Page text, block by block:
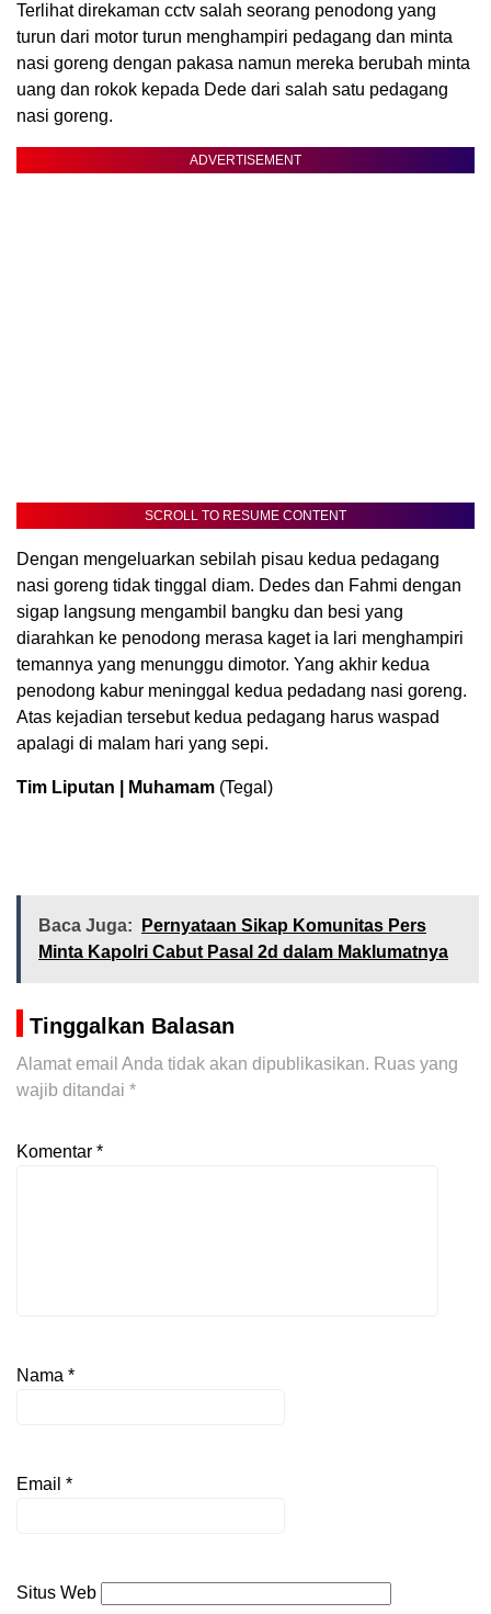
Terlihat direkaman cctv salah seorang penodong yang
turun dari motor turun menghampiri pedagang dan minta
nasi goreng dengan pakasa namun mereka berubah minta
uang dan rokok kepada Dede dari salah satu pedagang
nasi goreng.
ADVERTISEMENT
SCROLL TO RESUME CONTENT
Dengan mengeluarkan sebilah pisau kedua pedagang
nasi goreng tidak tinggal diam. Dedes dan Fahmi dengan
sigap langsung mengambil bangku dan besi yang
diarahkan ke penodong merasa kaget ia lari menghampiri
temannya yang menunggu dimotor. Yang akhir kedua
penodong kabur meninggal kedua pedadang nasi goreng.
Atas kejadian tersebut kedua pedagang harus waspad
apalagi di malam hari yang sepi.
Tim Liputan | Muhamam (Tegal)
Baca Juga:
Pernyataan Sikap Komunitas Pers
Minta Kapolri Cabut Pasal 2d dalam Maklumatnya
Tinggalkan Balasan
Alamat email Anda tidak akan dipublikasikan. Ruas yang
wajib ditandai *
Komentar *
Nama *
Email *
Situs Web